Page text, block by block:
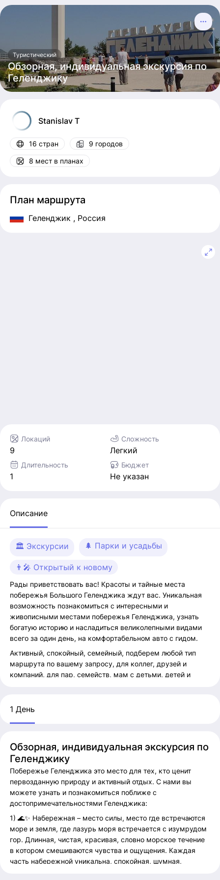
Туристический
Обзорная, индивидуальная экскурсия по
Геленджику
Stanislav T
16 стран 9 городов
8 мест в планах
План маршрута
Геленджик , Россия
Локаций
9
Сложность
Легкий
Длительность
1
Бюджет
Не указан
Описание
🏛 Экскурсии 🌲 Парки и усадьбы
👨‍🎤 Открытый к новому
Рады приветствовать вас! Красоты и тайные места
побережья Большого Геленджика ждут вас. Уникальная
возможность познакомиться с интересными и
живописными местами побережья Геленджика, узнать
богатую историю и насладиться великолепными видами
всего за один день, на комфортабельном авто с гидом.
Активный, спокойный, семейный, подберем любой тип
маршрута по вашему запросу, для коллег, друзей и
компаний, для пар, семейств, мам с детьми, детей и
поможем с размещением, порекомендуем интересные
Добро пожаловать в солнечный Геленджик! Мы
индивидуально составляем и формируем маршруты, в
зависимости от ваших пожеланий, времени и состава.
Организуем ваше путешествие, в наилучшем виде. Наши
туры и экскурсии проходят в комфортной и безопасной
обстановке.
Мы гарантируем вам профессиональное сопровождение,
интересные места и массу положительных эмоций.
Индивидуальный подход и формирование маршрутов по
вашим запросам и пожеланиям, пишите и звоните!
Записывайтесь на наши туры и экскурсию прямо сейчас!
1 День
Обзорная, индивидуальная экскурсия по
Геленджику
Побережье Геленджика это место для тех, кто ценит
первозданную природу и активный отдых. С нами вы
можете узнать и познакомиться поближе с
достопримечательностями Геленджика:
1) 🌊✨ Набережная – место силы, место где встречаются
море и земля, где лазурь моря встречается с изумрудом
гор. Длинная, чистая, красивая, словно морское течение
в котором смешиваются чувства и ощущения. Каждая
часть набережной уникальна, спокойная, шумная,